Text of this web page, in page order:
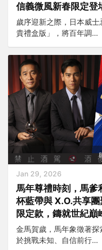
信義微風新春限定登
歲序迎新之際，日本威
貴禮盒版」，將百年調...
Jan 29, 2026
馬年尊禮時刻，馬爹
杯藍帶與 X.O.共享
限定款，鑄就世紀巔
金馬賀歲，馬年象徵著
於挑戰未知、自信前行...